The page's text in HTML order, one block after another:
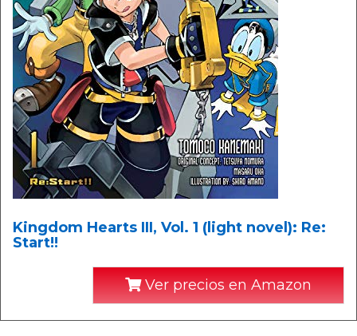
Kingdom Hearts III, Vol. 1 (light novel): Re:
Start!!
Ver precios en Amazon